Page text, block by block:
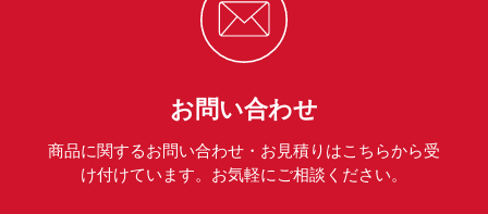
お問い合わせ
商品に関するお問い合わせ・お見積りはこちらから受
け付けています。お気軽にご相談ください。